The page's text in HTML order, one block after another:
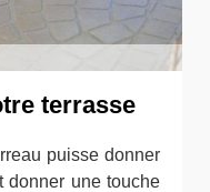
terrasse
puisse donner
donner une touche